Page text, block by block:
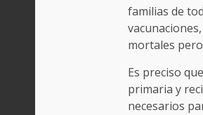
familias de
mortales
Es preciso
primaria y
necesarios